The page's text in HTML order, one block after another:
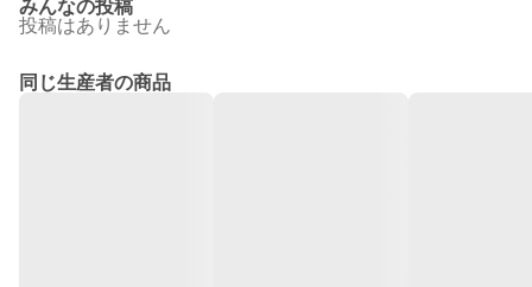
みんなの投稿
投稿はありません
同じ生産者の商品